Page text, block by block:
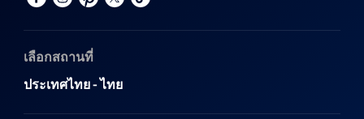
เลือกสถานที่
ประเทศไทย - ไทย